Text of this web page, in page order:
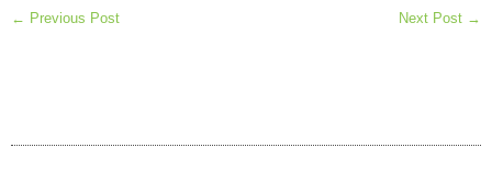
← Previous Post Next Post →